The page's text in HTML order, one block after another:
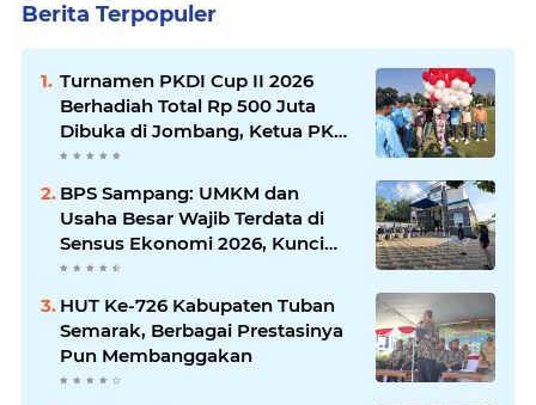
Berita Terpopuler
Turnamen PKDI Cup II 2026
Berhadiah Total Rp 500 Juta
Dibuka di Jombang, Ketua PKDI
Jatim Syaifullah Mahdi: Ajang
Komunikasi Antar-Kades untuk
Memajukan Desa
BPS Sampang: UMKM dan
Usaha Besar Wajib Terdata di
Sensus Ekonomi 2026, Kunci
Kebijakan Tepat Sasaran
HUT Ke-726 Kabupaten Tuban
Semarak, Berbagai Prestasinya
Pun Membanggakan